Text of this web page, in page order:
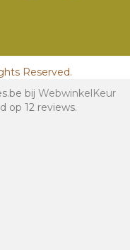
Reserved.
bij WebwinkelKeur
op 12 reviews.